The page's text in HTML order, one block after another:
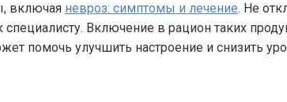
включая невроз: симптомы и лечение. Не
специалисту. Включение в рацион таких
помочь улучшить настроение и снизить